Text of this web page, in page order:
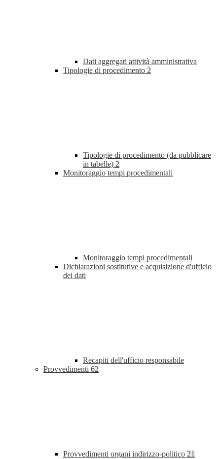
Dati aggregati attività amministrativa
Tipologie di procedimento 2
Tipologie di procedimento (da pubblicare
in tabelle) 2
Monitoraggio tempi procedimentali
Monitoraggio tempi procedimentali
Dichiarazioni sostitutive e acquisizione d'ufficio
dei dati
Recapiti dell'ufficio responsabile
Provvedimenti 62
Provvedimenti organi indirizzo-politico 21